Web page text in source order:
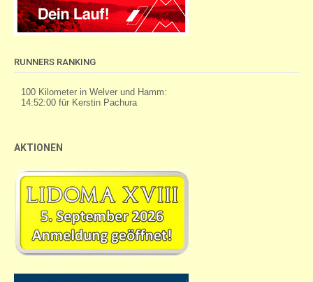
RUNNERS RANKING
AKTIONEN